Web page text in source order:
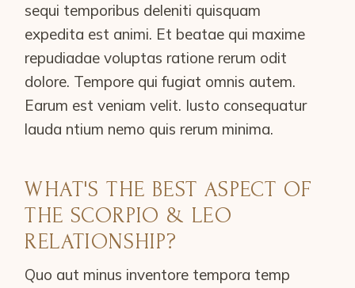
sequi temporibus deleniti quisquam
expedita est animi. Et beatae qui maxime
repudiadae voluptas ratione rerum odit
dolore. Tempore qui fugiat omnis autem.
Earum est veniam velit. Iusto consequatur
lauda ntium nemo quis rerum minima.
WHAT'S THE BEST ASPECT OF
THE SCORPIO & LEO
RELATIONSHIP?
Quo aut minus inventore tempora temp